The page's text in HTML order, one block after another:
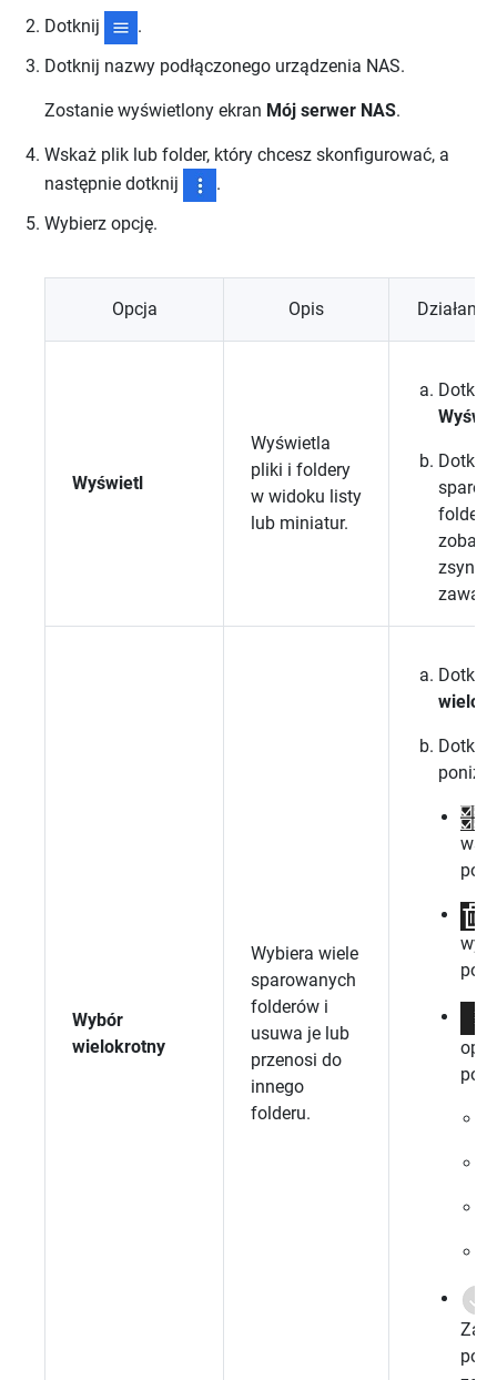
Dotknij
.
Dotknij nazwy podłączonego urządzenia NAS.
Zostanie wyświetlony ekran Mój serwer NAS.
Wskaż plik lub folder, który chcesz skonfigurować, a
następnie dotknij
.
Wybierz opcję.
Opcja Opis
Wyświetl
Wyświetla
pliki i foldery
w widoku listy
lub miniatur.
Dotknij
Wybór
wielokrotny
Wybiera wiele
sparowanych
folderów i
usuwa je lub
przenosi do
innego
folderu.